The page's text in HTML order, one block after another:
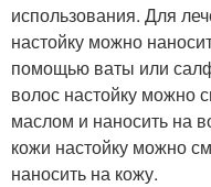
использования. Для
настойку можно
помощью ваты или
волос настойку можно
маслом и наносить на
кожи настойку можно
наносить на кожу.